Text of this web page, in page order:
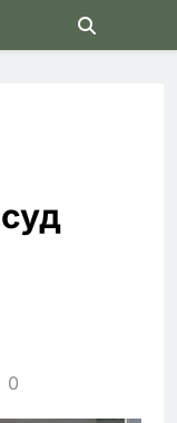
0